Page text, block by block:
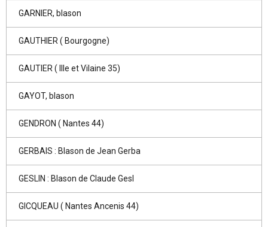
GARNIER, blason
GAUTHIER ( Bourgogne)
GAUTIER ( Ille et Vilaine 35)
GAYOT, blason
GENDRON ( Nantes 44)
GERBAIS : Blason de Jean Gerba
GESLIN : Blason de Claude Gesl
GICQUEAU ( Nantes Ancenis 44)